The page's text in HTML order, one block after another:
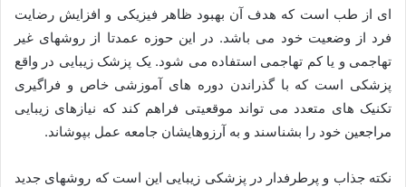
ای از طب است که هدف آن بهبود ظاهر فیزیکی و افزایش رضایت
فرد از وضعیت خود می باشد. در این حوزه عمدتا از روشهای غیر
تهاجمی و یا کم تهاجمی استفاده می شود. یک پزشک زیبایی در واقع
پزشکی است که با گذراندن دوره های آموزشی خاص و فراگیری
تکنیک های متعدد می تواند موقعیتی فراهم کند که نیازهای زیبایی
مراجعین خود را بشناسند و به آرزوهایشان جامعه عمل بپوشاند.
نکته جذاب و پرطرفدار در پزشکی زیبایی این است که روشهای جدید